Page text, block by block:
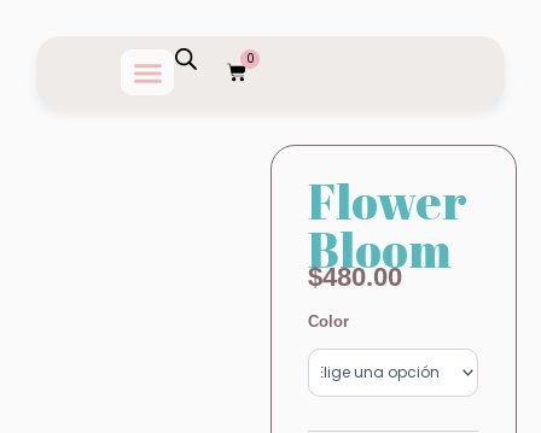
0
Carrito
Flower
Bloom
$480.00
Color
Flower
cantidad